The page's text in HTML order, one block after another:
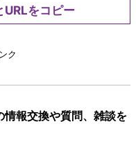
URLをコピー
ク
情報交換や質問、雑談を